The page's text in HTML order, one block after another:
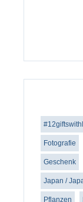
Fotografie
Geschenk
Japan /
Pflanzen